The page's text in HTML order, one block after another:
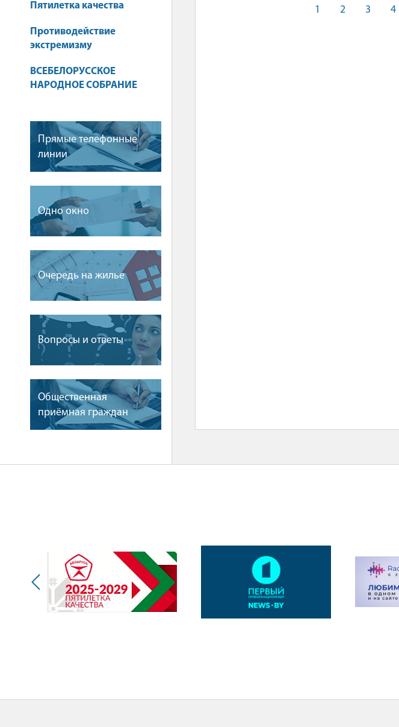
Пятилетка качества
Противодействие
экстремизму
ВСЕБЕЛОРУССКОЕ
НАРОДНОЕ СОБРАНИЕ
Прямые телефонные
линии
Одно окно
Очередь на жилье
Вопросы и ответы
Общественная
приёмная граждан
1 2 3 4